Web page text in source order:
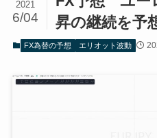
昇の継続を予
2021
6/04
FX為替の予想 エリオット波動